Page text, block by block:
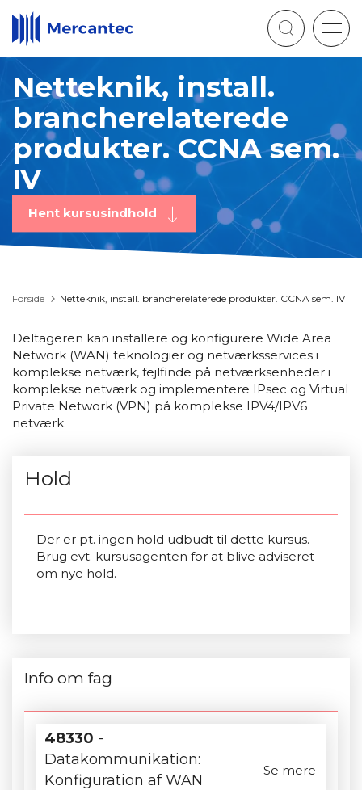
Netteknik, install.
brancherelaterede
produkter. CCNA sem.
IV
Hent kursusindhold
Forside Netteknik, install. brancherelaterede produkter. CCNA sem. IV
Deltageren kan installere og konfigurere Wide Area
Network (WAN) teknologier og netværksservices i
komplekse netværk, fejlfinde på netværksenheder i
komplekse netværk og implementere IPsec og Virtual
Private Network (VPN) på komplekse IPV4/IPV6
netværk.
Hold
Der er pt. ingen hold udbudt til dette kursus.
Brug evt. kursusagenten for at blive adviseret
om nye hold.
Info om fag
48330 -
Datakommunikation:
Konfiguration af WAN
Se mere